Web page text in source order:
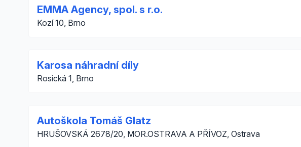
EMMA Agency, spol. s r.o.
Kozí 10, Brno
Karosa náhradní díly
Rosická 1, Brno
Autoškola Tomáš Glatz
HRUŠOVSKÁ 2678/20, MOR.OSTRAVA A PŘÍVOZ, Ostrava